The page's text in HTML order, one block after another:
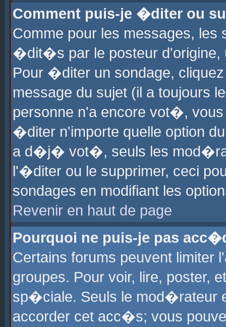
Comment puis-je �diter ou
Comme pour les messages,
�dit�s par le posteur d'origine,
Pour �diter un sondage,
message du sujet (il a toujours
personne n'a encore vot�,
�diter n'importe quelle option
a d�j� vot�, seuls les
l'�diter ou le supprimer, ceci
sondages en modifiant les
Revenir en haut de page
Pourquoi ne puis-je pas
Certains forums peuvent
groupes. Pour voir, lire, poster,
sp�ciale. Seuls le mod�rateur
accorder cet acc�s; vous